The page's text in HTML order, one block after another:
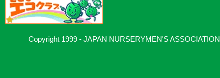
Copyright 1999 - JAPAN NURSERYMEN'S